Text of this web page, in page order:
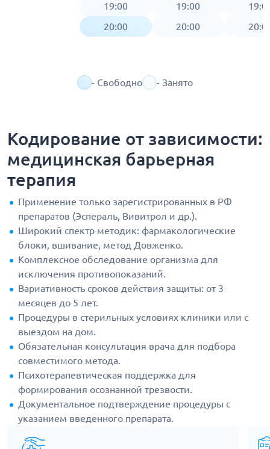
19:00
20:00
19:00
20:00
- Свободно - Занято
Кодирование от зависимости:
медицинская барьерная
терапия
Применение только зарегистрированных в РФ
препаратов (Эспераль, Вивитрол и др.).
Широкий спектр методик: фармакологические
блоки, вшивание, метод Довженко.
Комплексное обследование организма для
исключения противопоказаний.
Вариативность сроков действия защиты: от 3
месяцев до 5 лет.
Процедуры в стерильных условиях клиники или с
выездом на дом.
Обязательная консультация врача для подбора
совместимого метода.
Психотерапевтическая поддержка для
формирования осознанной трезвости.
Документальное подтверждение процедуры с
указанием введенного препарата.